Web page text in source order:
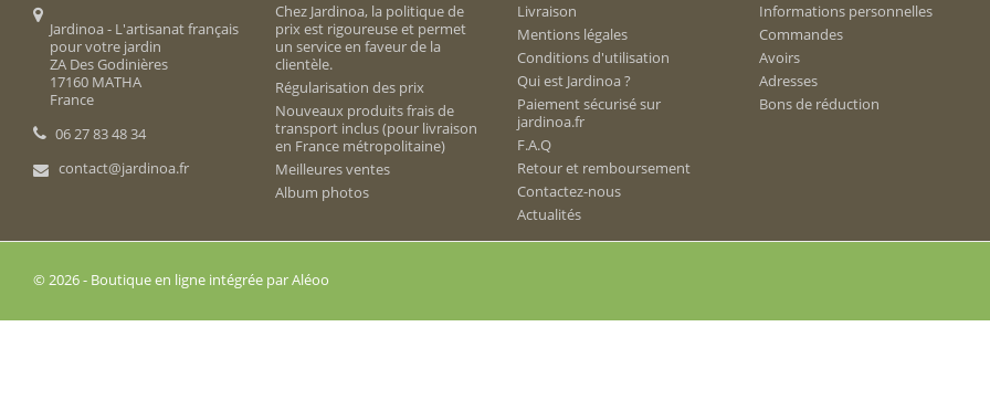
Jardinoa - L'artisanat français
pour votre jardin
ZA Des Godinières
17160 MATHA
France
06 27 83 48 34
contact@jardinoa.fr
Chez Jardinoa, la politique de
prix est rigoureuse et permet
un service en faveur de la
clientèle.
Régularisation des prix
Nouveaux produits frais de
transport inclus (pour livraison
en France métropolitaine)
Meilleures ventes
Album photos
Livraison
Mentions légales
Conditions d'utilisation
Qui est Jardinoa ?
Paiement sécurisé sur
jardinoa.fr
F.A.Q
Retour et remboursement
Contactez-nous
Actualités
Informations personnelles
Commandes
Avoirs
Adresses
Bons de réduction
© 2026 - Boutique en ligne intégrée par Aléoo